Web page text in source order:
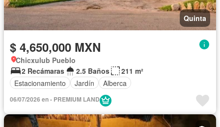
Quinta
$ 4,650,000 MXN
Chicxulub Pueblo
2 Recámaras
2.5 Baños
211 m²
Estacionamiento
Jardín Alberca
06/07/2026 en - PREMIUM LAND